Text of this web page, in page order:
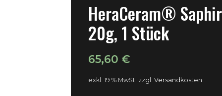
HeraCeram®
20g, 1 Stück
65,60 €
exkl. 19 % MwSt. zzgl. Versandkosten